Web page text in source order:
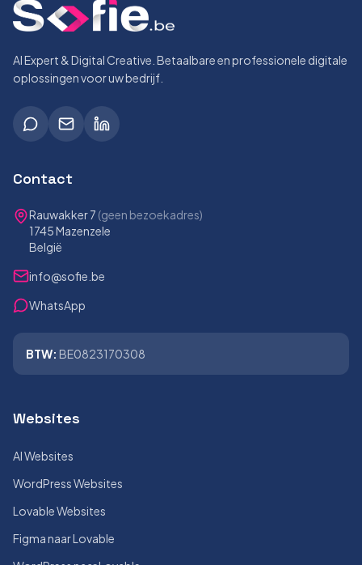
AI Expert & Digital Creative. Betaalbare en professionele digitale
oplossingen voor uw bedrijf.
Contact
Rauwakker 7 (geen bezoekadres)
1745 Mazenzele
België
info@sofie.be
WhatsApp
BTW: BE0823170308
Websites
AI Websites
WordPress Websites
Lovable Websites
Figma naar Lovable